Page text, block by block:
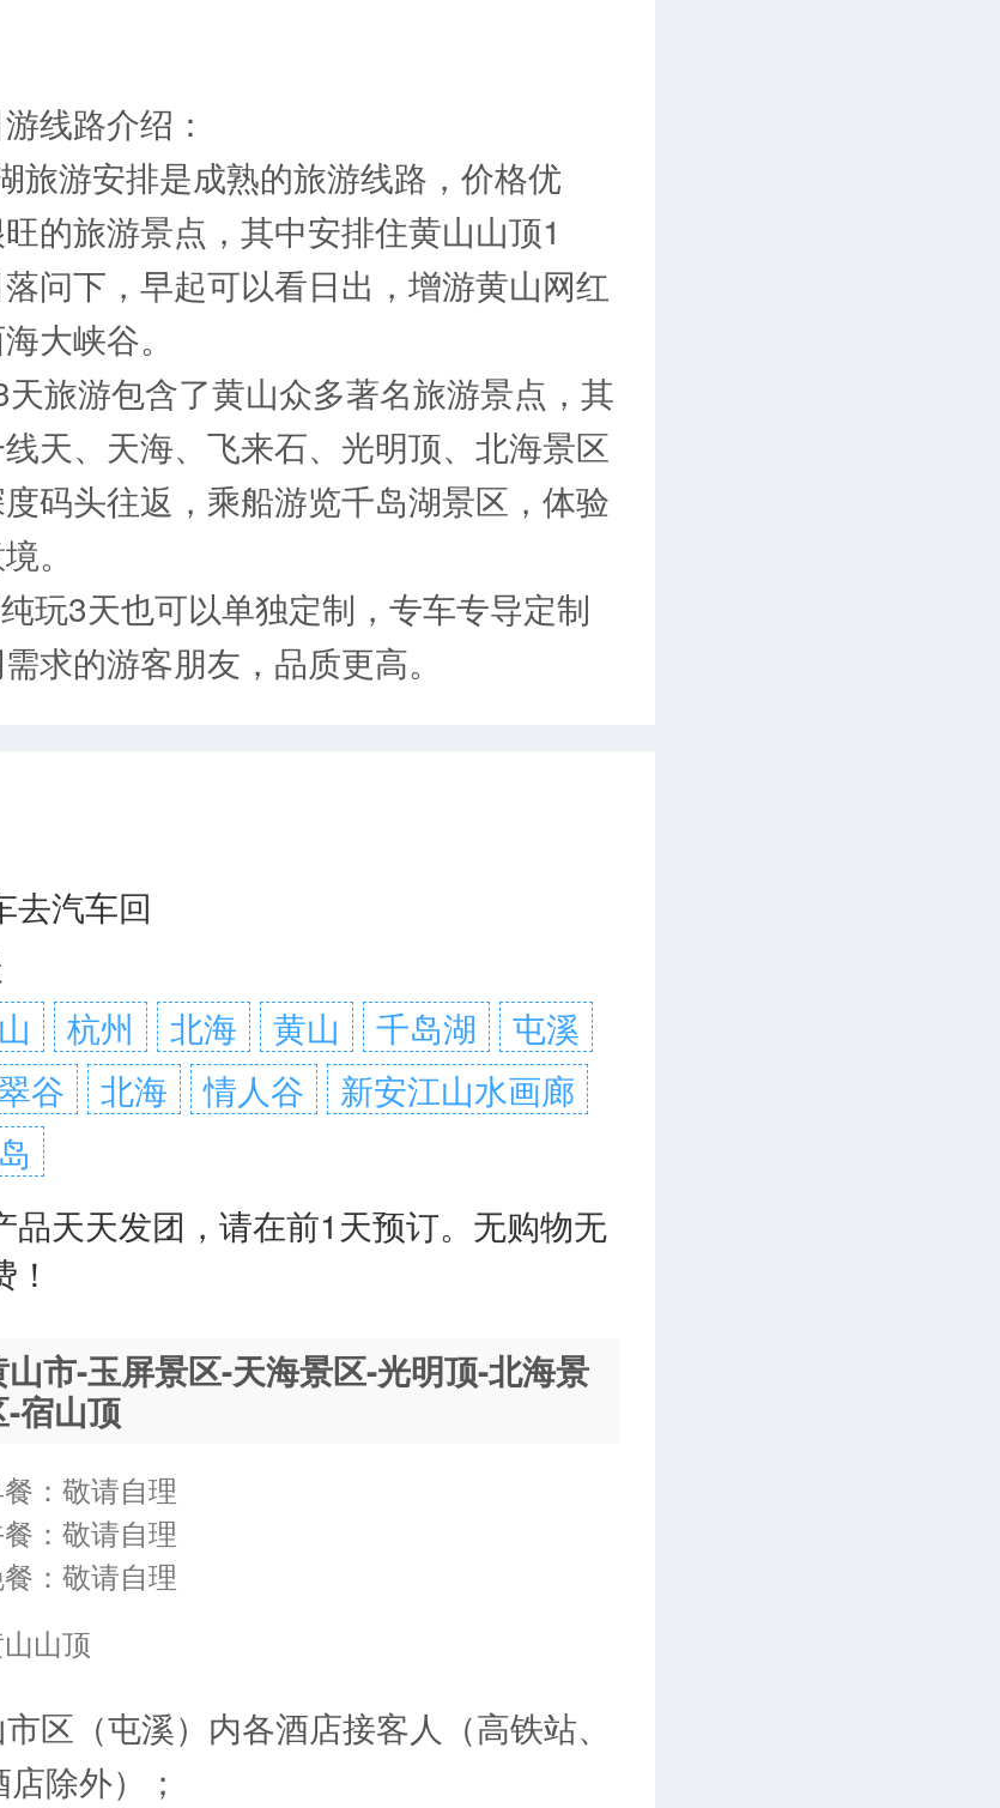
线路介绍：
旅游安排是成熟的旅游线路，价格优
的旅游景点，其中安排住黄山山顶1
问下，早起可以看日出，增游黄山网红
大峡谷。
旅游包含了黄山众多著名旅游景点，其
天、天海、飞来石、光明顶、北海景区
码头往返，乘船游览千岛湖景区，体验
。
玩3天也可以单独定制，专车专导定制
求的游客朋友，品质更高。
去汽车回
杭州 北海 黄山 千岛湖
屯溪
谷
北海 情人谷
新安江山水画廊
品天天发团，请在前1天预订。无购物无
！
山市-玉屏景区-天海景区-光明顶-北海景
-宿山顶
：敬请自理
：敬请自理
：敬请自理
山顶
区（屯溪）内各酒店接客人（高铁站、
除外）；